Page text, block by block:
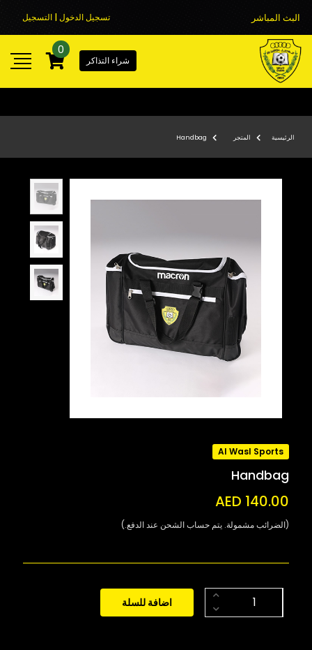
البث المباشر تسجيل الدخول | التسجيل
شراء التذاكر
0
الرئيسية المتجر Handbag
Al Wasl Sports
Handbag
AED 140.00
(الضرائب مشمولة. يتم حساب الشحن عند الدفع.)
اضافة للسلة